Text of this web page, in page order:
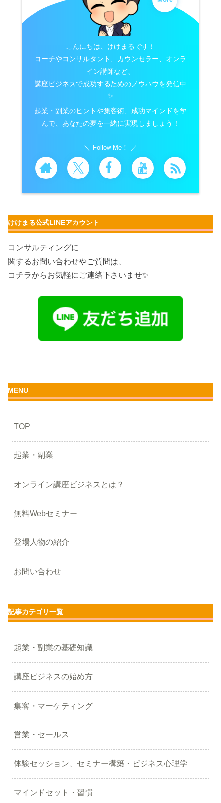
こんにちは、けけまるです！
コーチやコンサルタント、カウンセラー、オンラ
イン講師など、
講座ビジネスで成功するためのノウハウを発信中
✨
起業・副業のヒントや集客術、成功マインドを学
んで、あなたの夢を一緒に実現しましょう！
Follow Me！
けけまる公式LINEアカウント
コンサルティングに
関するお問い合わせやご質問は、
コチラからお気軽にご連絡下さいませ✨
MENU
TOP
起業・副業
オンライン講座ビジネスとは？
無料Webセミナー
登場人物の紹介
お問い合わせ
記事カテゴリ一覧
起業・副業の基礎知識
講座ビジネスの始め方
集客・マーケティング
営業・セールス
体験セッション、セミナー構築・ビジネス心理学
マインドセット・習慣